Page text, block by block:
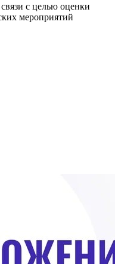
с целью оценки
мероприятий